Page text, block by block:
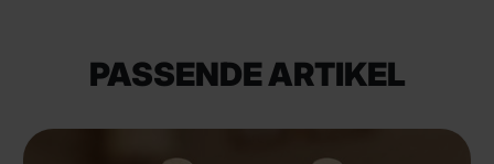
PASSENDE ARTIKEL